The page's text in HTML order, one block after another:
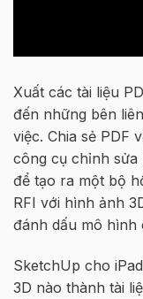
Xuất các tài liệu
đến những bên
việc. Chia sẻ PDF
công cụ chỉnh sửa
để tạo ra một bộ
RFI với hình ảnh
đánh dấu mô hình
SketchUp cho
3D nào thành tài